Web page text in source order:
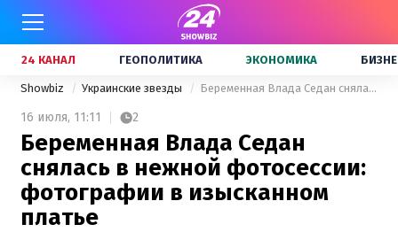
24 КАНАЛ ГЕОПОЛИТИКА ЭКОНОМИКА
Showbiz Украинские звезды Беременная Влада Седан снялась в нежной фотосессии: фотографии в изысканном платье
16 июля, 11:11 2
Беременная Влада Седан
снялась в нежной фотосессии:
фотографии в изысканном
платье